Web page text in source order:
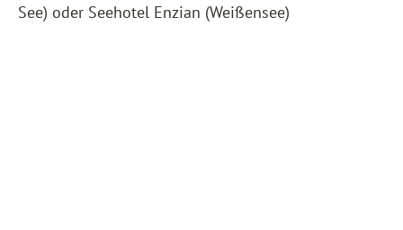
See) oder Seehotel Enzian (Weißensee)